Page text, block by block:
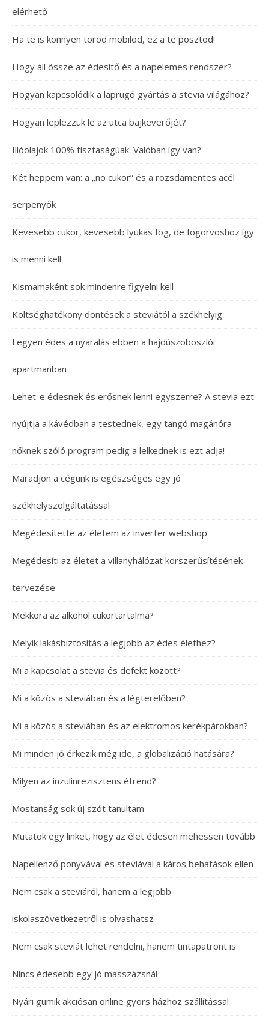
elérhető
Ha te is könnyen töröd mobilod, ez a te posztod!
Hogy áll össze az édesítő és a napelemes rendszer?
Hogyan kapcsolódik a laprugó gyártás a stevia világához?
Hogyan leplezzük le az utca bajkeverőjét?
Illóolajok 100% tisztaságúak: Valóban így van?
Két heppem van: a „no cukor” és a rozsdamentes acél
serpenyők
Kevesebb cukor, kevesebb lyukas fog, de fogorvoshoz így
is menni kell
Kismamaként sok mindenre figyelni kell
Költséghatékony döntések a steviától a székhelyig
Legyen édes a nyaralás ebben a hajdúszoboszlói
apartmanban
Lehet-e édesnek és erősnek lenni egyszerre? A stevia ezt
nyújtja a kávédban a testednek, egy tangó magánóra
nőknek szóló program pedig a lelkednek is ezt adja!
Maradjon a cégünk is egészséges egy jó
székhelyszolgáltatással
Megédesítette az életem az inverter webshop
Megédesíti az életet a villanyhálózat korszerűsítésének
tervezése
Mekkora az alkohol cukortartalma?
Melyik lakásbiztosítás a legjobb az édes élethez?
Mi a kapcsolat a stevia és defekt között?
Mi a közös a steviában és a légterelőben?
Mi a közös a steviában és az elektromos kerékpárokban?
Mi minden jó érkezik még ide, a globalizáció hatására?
Milyen az inzulinrezisztens étrend?
Mostanság sok új szót tanultam
Mutatok egy linket, hogy az élet édesen mehessen tovább
Napellenző ponyvával és steviával a káros behatások ellen
Nem csak a steviáról, hanem a legjobb
iskolaszövetkezetről is olvashatsz
Nem csak steviát lehet rendelni, hanem tintapatront is
Nincs édesebb egy jó masszázsnál
Nyári gumik akciósan online gyors házhoz szállítással